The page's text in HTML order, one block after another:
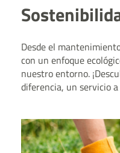
Desde el
con un enfoque
nuestro entorno.
diferencia, un servicio